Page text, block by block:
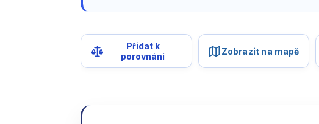
Přidat k
porovnání
Zobrazit na mapě